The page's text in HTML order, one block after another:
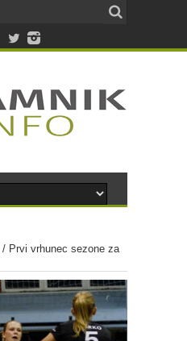
/ Prvi vrhunec sezone za